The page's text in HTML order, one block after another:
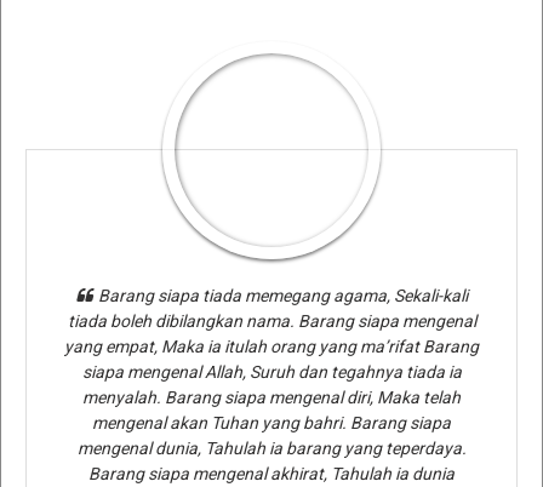
Barang siapa tiada memegang agama, Sekali-kali
tiada boleh dibilangkan nama. Barang siapa mengenal
yang empat, Maka ia itulah orang yang ma’rifat Barang
siapa mengenal Allah, Suruh dan tegahnya tiada ia
menyalah. Barang siapa mengenal diri, Maka telah
mengenal akan Tuhan yang bahri. Barang siapa
mengenal dunia, Tahulah ia barang yang teperdaya.
Barang siapa mengenal akhirat, Tahulah ia dunia